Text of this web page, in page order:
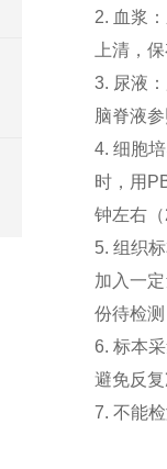
2. 血浆
上清，
3. 尿液
脑脊液
4. 细胞
时，用
钟左右（
5. 组织
加入一
份待检
6. 标本
避免反
7. 不能